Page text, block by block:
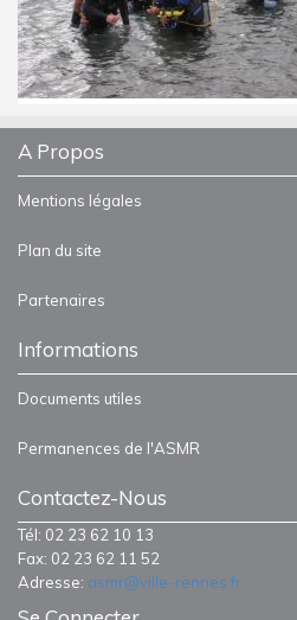
A Propos
Mentions légales
Plan du site
Partenaires
Informations
Documents utiles
Permanences de l'ASMR
Contactez-Nous
Tél: 02 23 62 10 13
Fax: 02 23 62 11 52
Adresse: asmr@ville-rennes.fr